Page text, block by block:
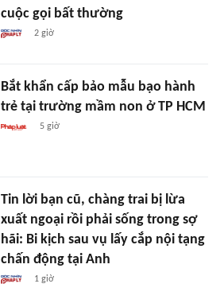
cuộc gọi bất thường
2 giờ
Bắt khẩn cấp bảo mẫu bạo hành
trẻ tại trường mầm non ở TP HCM
5 giờ
Tin lời bạn cũ, chàng trai bị lừa
xuất ngoại rồi phải sống trong sợ
hãi: Bi kịch sau vụ lấy cắp nội tạng
chấn động tại Anh
1 giờ